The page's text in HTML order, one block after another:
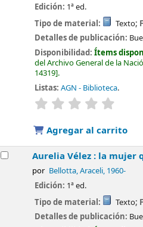
Edición: 1ª ed.
Tipo de material:
Texto;
Detalles de publicación:
Disponibilidad:Ítems
del Archivo General de la
14319 .
Listas: AGN - Biblioteca.
valoración
Agregar al carrito
Aurelia Vélez : la mujer
por Bellotta, Araceli, 1960-
Edición: 1ª ed.
Tipo de material:
Texto;
Detalles de publicación: